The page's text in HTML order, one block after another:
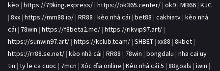
kèo | https://79king.express/ | https://ok365.center/ | ok9 | MB66 | KJC
| 8xx | https://mm88.io/ | RR88 | kèo nhà cái | bet88 | cakhiatv | kèo nhà
cái | 78win | https://f8beta2.me/ | https://rikvip97.art/ |
https://sunwin97.art/ | https://kclub.team/ | SHBET | xx88 | 8kbet |
https://rr88.se.net/ | kèo nhà cái | RR88 | 78win | bongdalu | nha cai uy
tin | ty le ca cuoc | 7mcn | Xóc đĩa online | Kèo nhà cái 5 | 88goals | iwin |